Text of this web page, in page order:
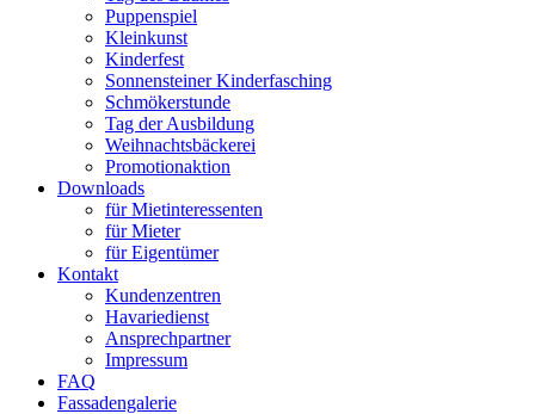
Puppenspiel
Kleinkunst
Kinderfest
Sonnensteiner Kinderfasching
Schmökerstunde
Tag der Ausbildung
Weihnachtsbäckerei
Promotionaktion
Downloads
für Mietinteressenten
für Mieter
für Eigentümer
Kontakt
Kundenzentren
Havariedienst
Ansprechpartner
Impressum
FAQ
Fassadengalerie